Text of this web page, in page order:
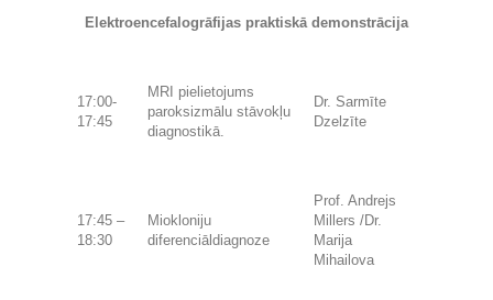
Elektroencefalogrāfijas praktiskā demonstrācija
17:00-
17:45
MRI pielietojums
paroksizmālu stāvokļu
diagnostikā.
Dr. Sarmīte
Dzelzīte
17:45 –
18:30
Miokloniju
diferenciāldiagnoze
Prof. Andrejs
Millers /Dr.
Marija
Mihailova